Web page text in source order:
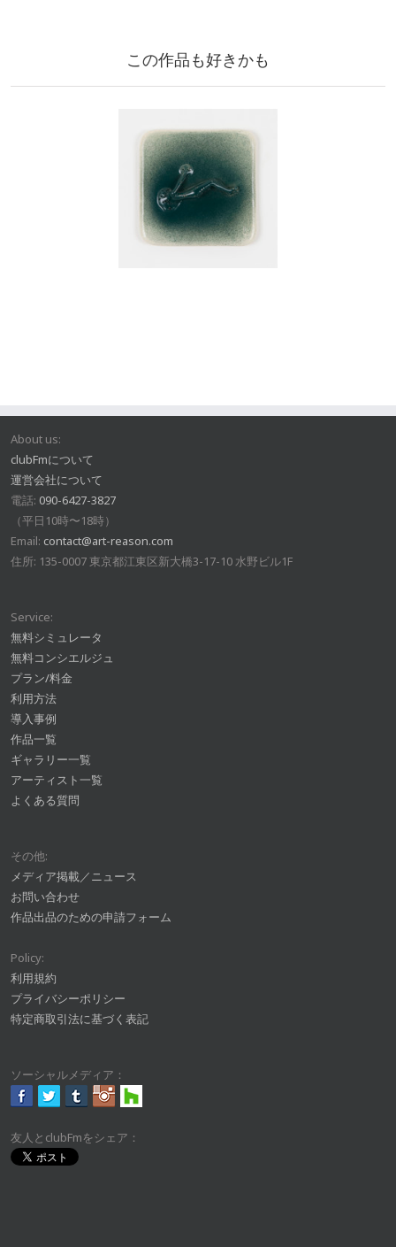
この作品も好きかも
About us:
clubFmについて
運営会社について
電話: 090-6427-3827
（平日10時〜18時）
Email: contact@art-reason.com
住所: 135-0007 東京都江東区新大橋3-17-10 水野ビル1F
Service:
無料シミュレータ
無料コンシエルジュ
プラン/料金
利用方法
導入事例
作品一覧
ギャラリー一覧
アーティスト一覧
よくある質問
その他:
メディア掲載／ニュース
お問い合わせ
作品出品のための申請フォーム
Policy:
利用規約
プライバシーポリシー
特定商取引法に基づく表記
ソーシャルメディア：
友人とclubFmをシェア：